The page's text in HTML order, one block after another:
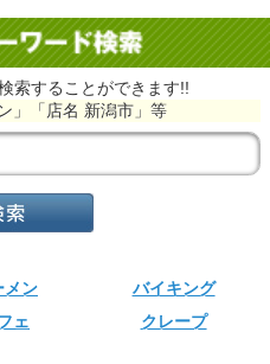
索することができます!!
」「店名 新潟市」等
メン
バイキング
ェ クレープ